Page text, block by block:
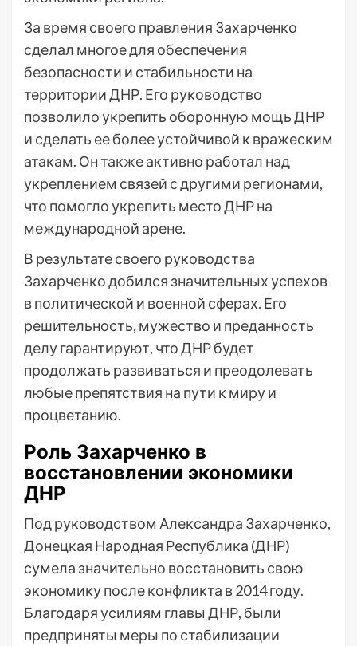
За время своего правления Захарченко
сделал многое для обеспечения
безопасности и стабильности на
территории ДНР. Его руководство
позволило укрепить оборонную мощь ДНР
и сделать ее более устойчивой к вражеским
атакам. Он также активно работал над
укреплением связей с другими регионами,
что помогло укрепить место ДНР на
международной арене.
В результате своего руководства
Захарченко добился значительных успехов
в политической и военной сферах. Его
решительность, мужество и преданность
делу гарантируют, что ДНР будет
продолжать развиваться и преодолевать
любые препятствия на пути к миру и
процветанию.
Роль Захарченко в
восстановлении экономики
ДНР
Под руководством Александра Захарченко,
Донецкая Народная Республика (ДНР)
сумела значительно восстановить свою
экономику после конфликта в 2014 году.
Благодаря усилиям главы ДНР, были
предприняты меры по стабилизации